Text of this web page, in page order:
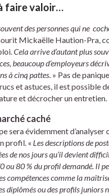
faire valoir…
des personnes qui ne
Mickaëlle Haution-Pra,
Cela arrive d’autant plus
beaucoup d’employeurs
à cinq pattes . » Pas de
et astuces, il est possible
et décrocher un entretien.
caché
sera évidemment d’analyser
profil. « Les descriptions de
de nos joursqu‘ildevient
ou 80 % du profil demandé. Il
compétences comme la
diplômés ou des profils juniors